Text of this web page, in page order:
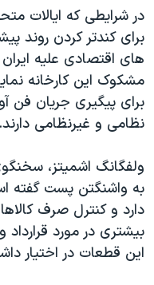
در شرایطی که ایالات
برای کندتر کردن روند
های اقتصادی علیه
مشکوک این کارخانه
برای پیگیری جریان فن
نظامی و غیرنظامی دارند.
ولفگانگ اشمیتز،
به واشنگتن پست گفته
دارد و کنترل صرف
بیشتری در مورد
این قطعات در اختیار